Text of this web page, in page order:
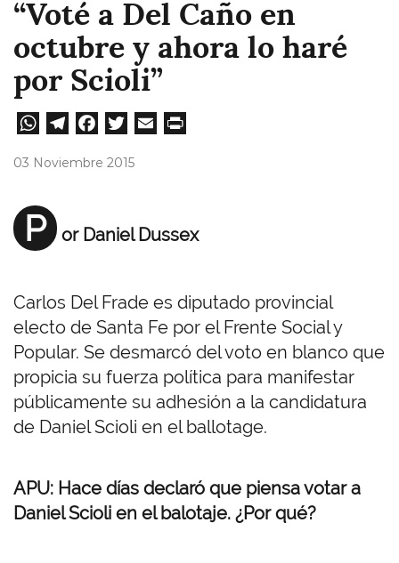
“Voté a Del Caño en
octubre y ahora lo haré
por Scioli”
W
A
pp
Te
m
Fa
03 Noviembre 2015
P or Daniel Dussex
Carlos Del Frade es diputado provincial
electo de Santa Fe por el Frente Social y
Popular. Se desmarcó del voto en blanco que
propicia su fuerza política para manifestar
públicamente su adhesión a la candidatura
de Daniel Scioli en el ballotage.
APU: Hace días declaró que piensa votar a
Daniel Scioli en el balotaje. ¿Por qué?